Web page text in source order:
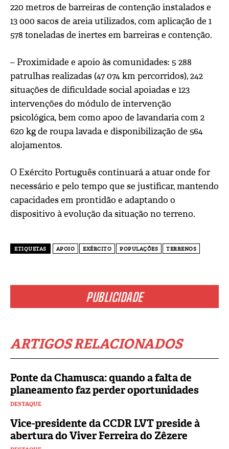
PUBLICIDADE
ARTIGOS RELACIONADOS
Ponte da Chamusca: quando a falta de
planeamento faz perder oportunidades
DESTAQUE
Vice-presidente da CCDR LVT preside à
abertura do Viver Ferreira do Zêzere
220 metros de barreiras de contenção instalados e
13 000 sacos de areia utilizados, com aplicação de 1
578 toneladas de inertes em barreiras e contenção.
– Proximidade e apoio às comunidades: 5 288
patrulhas realizadas (47 074 km percorridos), 242
situações de dificuldade social apoiadas e 123
intervenções do módulo de intervenção
psicológica, bem como apoo de lavandaria com 2
620 kg de roupa lavada e disponibilização de 564
alojamentos.
O Exército Português continuará a atuar onde for
necessário e pelo tempo que se justificar, mantendo
capacidades em prontidão e adaptando o
dispositivo à evolução da situação no terreno.
ETIQUETAS APOIO EXÉRCITO POPULAÇÕES TERRENOS